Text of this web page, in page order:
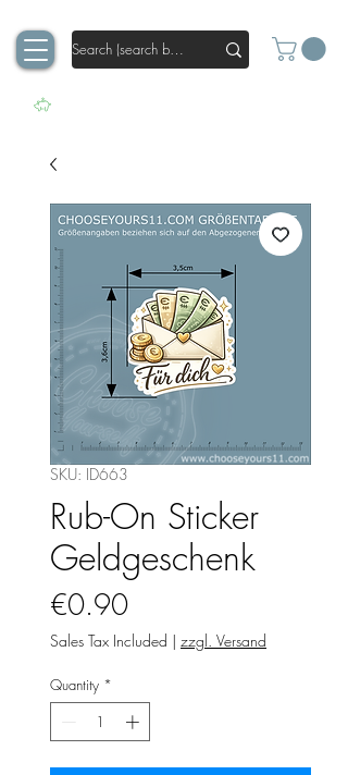
SKU: ID663
Rub-On Sticker
Geldgeschenk
€0.90Price
Sales Tax Included | zzgl. Versand
Quantity *